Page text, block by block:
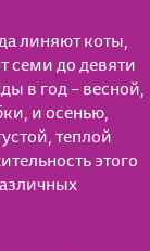
линяют коты,
семи до девяти
в год – весной,
и осенью,
теплой
этого